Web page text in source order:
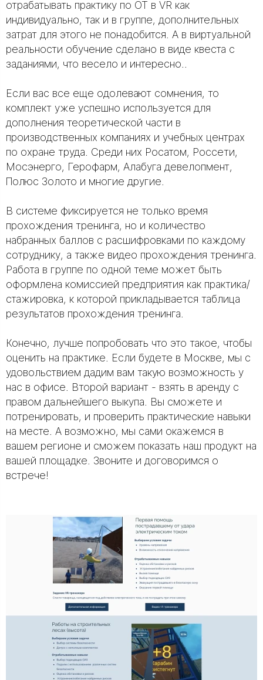
отрабатывать практику по ОТ в VR как
индивидуально, так и в группе, дополнительных
затрат для этого не понадобится. А в виртуальной
реальности обучение сделано в виде квеста с
заданиями, что весело и интересно..
Если вас все еще одолевают сомнения, то
комплект уже успешно используется для
дополнения теоретической части в
производственных компаниях и учебных центрах
по охране труда. Среди них Росатом, Россети,
Мосэнерго, Герофарм, Алабуга девелопмент,
Полюс Золото и многие другие.
В системе фиксируется не только время
прохождения тренинга, но и количество
набранных баллов с расшифровками по каждому
сотруднику, а также видео прохождения тренинга.
Работа в группе по одной теме может быть
оформлена комиссией предприятия как практика/
стажировка, к которой прикладывается таблица
результатов прохождения тренинга.
Конечно, лучше попробовать что это такое, чтобы
оценить на практике. Если будете в Москве, мы с
удовольствием дадим вам такую возможность у
нас в офисе. Второй вариант - взять в аренду с
правом дальнейшего выкупа. Вы сможете и
потренировать, и проверить практические навыки
на месте. А возможно, мы сами окажемся в
вашем регионе и сможем показать наш продукт на
вашей площадке. Звоните и договоримся о
встрече!